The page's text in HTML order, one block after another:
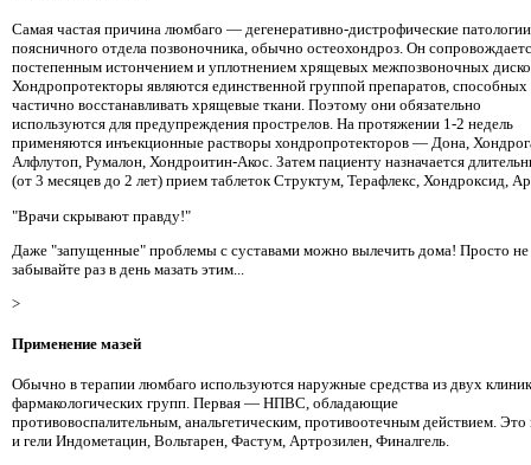
Самая частая причина люмбаго — дегенеративно-дистрофические патологии
поясничного отдела позвоночника, обычно остеохондроз. Он
постепенным истончением и уплотнением хрящевых межпозвоночных
Хондропротекторы являются единственной группой препаратов, способных
частично восстанавливать хрящевые ткани. Поэтому они обязательно
используются для предупреждения прострелов. На протяжении 1-2 недель
применяются инъекционные растворы хондропротекторов — Дона,
Алфлутоп, Румалон, Хондроитин-Акос. Затем пациенту назначается
(от 3 месяцев до 2 лет) прием таблеток Структум, Терафлекс, Хондроксид,
"Врачи скрывают правду!"
Даже "запущенные" проблемы с суставами можно вылечить дома! Просто не
забывайте раз в день мазать этим...
>
Применение мазей
Обычно в терапии люмбаго используются наружные средства из двух
фармакологических групп. Первая — НПВС, обладающие
противовоспалительным, анальгетическим, противоотечным действием. Это
и гели Индометацин, Вольтарен, Фастум, Артрозилен, Финалгель.